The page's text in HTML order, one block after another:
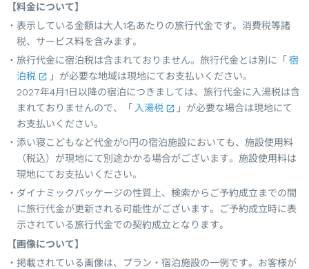
【料金について】
表示している金額は大人1名あたりの旅行代金です。消費税等諸
税、サービス料を含みます。
旅行代金に宿泊税は含まれておりません。旅行代金とは別に「 宿
泊税
」が必要な地域は現地にてお支払いください。
2027年4月1日以降の宿泊につきましては、旅行代金に入湯税は含
まれておりませんので、「 入湯税
」が必要な場合は現地にて
お支払いください。
添い寝こどもなど代金が0円の宿泊施設においても、施設使用料
（税込）が現地にて別途かかる場合がございます。施設使用料は
現地にてお支払いください。
ダイナミックパッケージの性質上、検索からご予約成立までの間
に旅行代金が更新される可能性がございます。ご予約成立時に表
示されている旅行代金での契約成立となります。
【画像について】
掲載されている画像は、プラン・宿泊施設の一例です。お客様が